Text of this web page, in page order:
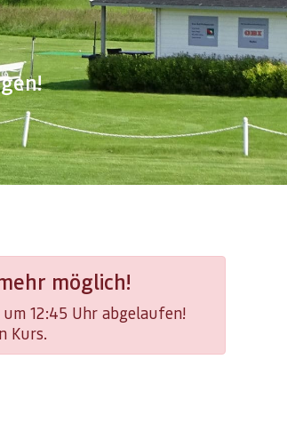
möglich!
12:45 Uhr abgelaufen!
Kurs.